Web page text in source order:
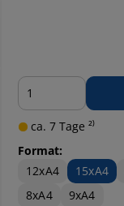
Menge
ca. 7 Tage ²⁾
Format:
12xA4
15xA4
8xA4
9xA4